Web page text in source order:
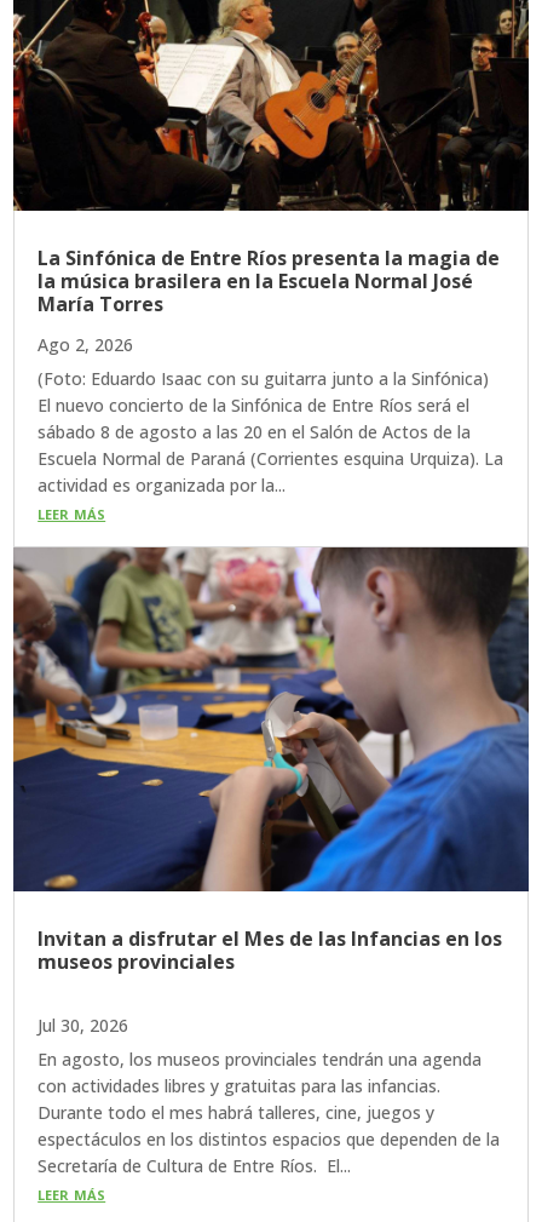
La Sinfónica de Entre Ríos presenta la magia de
la música brasilera en la Escuela Normal José
María Torres
Ago 2, 2026
(Foto: Eduardo Isaac con su guitarra junto a la Sinfónica)
El nuevo concierto de la Sinfónica de Entre Ríos será el
sábado 8 de agosto a las 20 en el Salón de Actos de la
Escuela Normal de Paraná (Corrientes esquina Urquiza). La
actividad es organizada por la...
leer más
Invitan a disfrutar el Mes de las Infancias en los
museos provinciales
Jul 30, 2026
En agosto, los museos provinciales tendrán una agenda
con actividades libres y gratuitas para las infancias.
Durante todo el mes habrá talleres, cine, juegos y
espectáculos en los distintos espacios que dependen de la
Secretaría de Cultura de Entre Ríos. El...
leer más